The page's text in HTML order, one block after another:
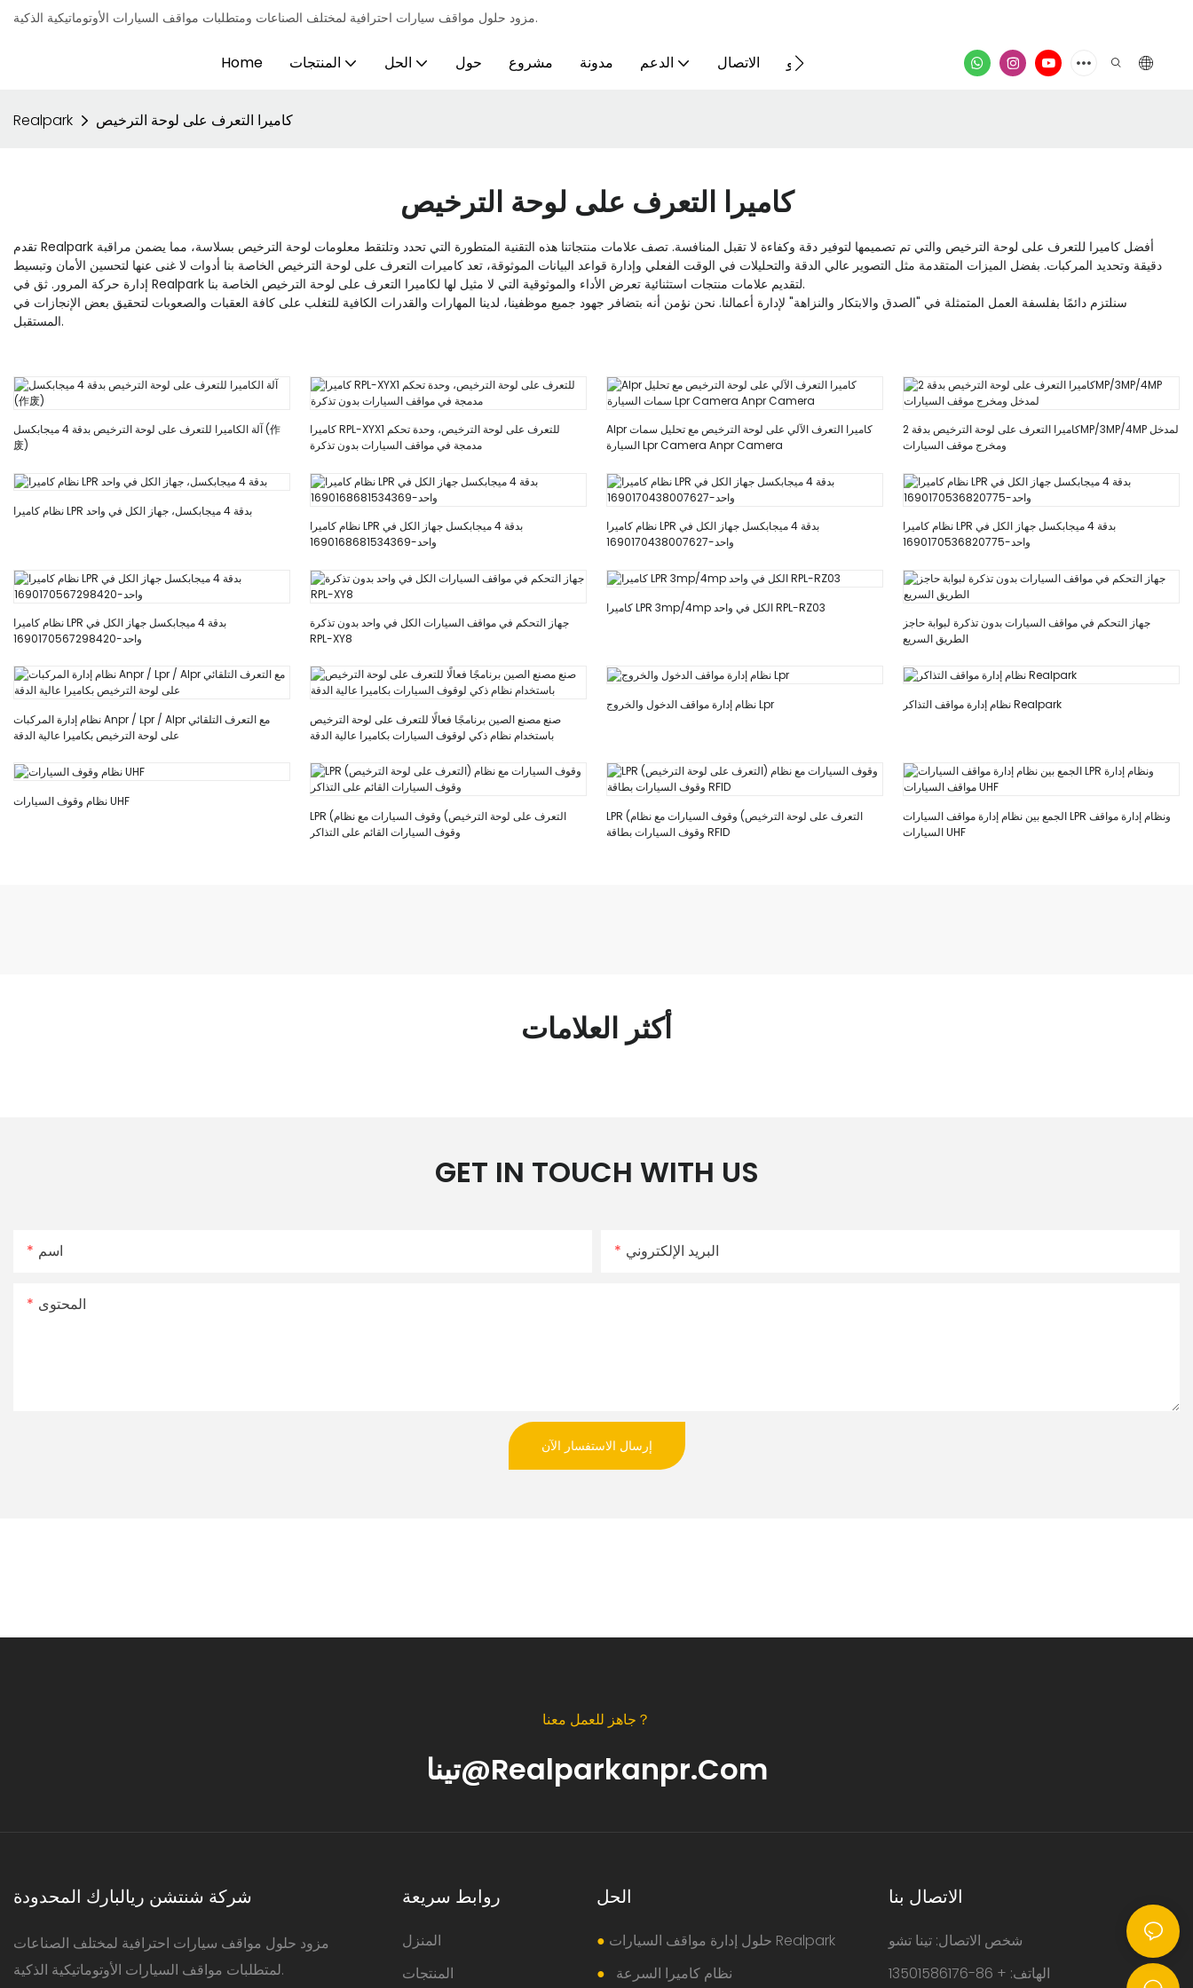
مزود حلول مواقف سيارات احترافية لمختلف الصناعات ومتطلبات مواقف السيارات الأوتوماتيكية الذكية.
Home المنتجات الحل حول مشروع مدونة الدعم الاتصال فيديو
Realpark كاميرا التعرف على لوحة الترخيص
كاميرا التعرف على لوحة الترخيص
تقدم Realpark أفضل كاميرا للتعرف على لوحة الترخيص والتي تم تصميمها لتوفير دقة وكفاءة لا تقبل المنافسة. تصف علامات منتجاتنا هذه التقنية المتطورة التي تحدد وتلتقط معلومات لوحة الترخيص بسلاسة، مما يضمن مراقبة
دقيقة وتحديد المركبات. بفضل الميزات المتقدمة مثل التصوير عالي الدقة والتحليلات في الوقت الفعلي وإدارة قواعد البيانات الموثوقة، تعد كاميرات التعرف على لوحة الترخيص الخاصة بنا أدوات لا غنى عنها لتحسين الأمان وتبسيط
إدارة حركة المرور. ثق في Realpark لتقديم علامات منتجات استثنائية تعرض الأداء والموثوقية التي لا مثيل لها لكاميرا التعرف على لوحة الترخيص الخاصة بنا.
سنلتزم دائمًا بفلسفة العمل المتمثلة في "الصدق والابتكار والنزاهة" لإدارة أعمالنا. نحن نؤمن أنه بتضافر جهود جميع موظفينا، لدينا المهارات والقدرات الكافية للتغلب على كافة العقبات والصعوبات لتحقيق بعض الإنجازات في
المستقبل.
آلة الكاميرا للتعرف على لوحة الترخيص بدقة 4 ميجابكسل (作
废)
كاميرا RPL-XYX1 للتعرف على لوحة الترخيص، وحدة تحكم
مدمجة في مواقف السيارات بدون تذكرة
Alpr كاميرا التعرف الآلي على لوحة الترخيص مع تحليل سمات
السيارة Lpr Camera Anpr Camera
كاميرا التعرف على لوحة الترخيص بدقة 2MP/3MP/4MP لمدخل
ومخرج موقف السيارات
نظام كاميرا LPR بدقة 4 ميجابكسل، جهاز الكل في واحد
نظام كاميرا LPR بدقة 4 ميجابكسل جهاز الكل في
واحد-1690168681534369
نظام كاميرا LPR بدقة 4 ميجابكسل جهاز الكل في
واحد-1690170438007627
نظام كاميرا LPR بدقة 4 ميجابكسل جهاز الكل في
واحد-1690170536820775
نظام كاميرا LPR بدقة 4 ميجابكسل جهاز الكل في
واحد-1690170567298420
جهاز التحكم في مواقف السيارات الكل في واحد بدون تذكرة
RPL-XY8
كاميرا LPR 3mp/4mp الكل في واحد RPL-RZ03
جهاز التحكم في مواقف السيارات بدون تذكرة لبوابة حاجز
الطريق السريع
نظام إدارة المركبات Anpr / Lpr / Alpr مع التعرف التلقائي
على لوحة الترخيص بكاميرا عالية الدقة
صنع مصنع الصين برنامجًا فعالًا للتعرف على لوحة الترخيص
باستخدام نظام ذكي لوقوف السيارات بكاميرا عالية الدقة
نظام إدارة مواقف الدخول والخروج Lpr نظام إدارة مواقف التذاكر Realpark
نظام وقوف السيارات UHF
LPR (التعرف على لوحة الترخيص) وقوف السيارات مع نظام
وقوف السيارات القائم على التذاكر
LPR (التعرف على لوحة الترخيص) وقوف السيارات مع نظام
وقوف السيارات بطاقة RFID
الجمع بين نظام إدارة مواقف السيارات LPR ونظام إدارة مواقف
السيارات UHF
أكثر العلامات
GET IN TOUCH WITH US
اسم البريد الإلكتروني
المحتوى
إرسال الاستفسار الآن
جاهز للعمل معنا？
تينا@realparkanpr.com
شركة شنتشن ريالبارك المحدودة
مزود حلول مواقف سيارات احترافية لمختلف الصناعات
لمتطلبات مواقف السيارات الأوتوماتيكية الذكية.
روابط سريعة
المنزل
المنتجات
الحل
●
حلول إدارة مواقف السيارات Realpark
●
نظام كاميرا السرعة
الاتصال بنا
شخص الاتصال: تينا تشو
الهاتف: + 86-13501586176